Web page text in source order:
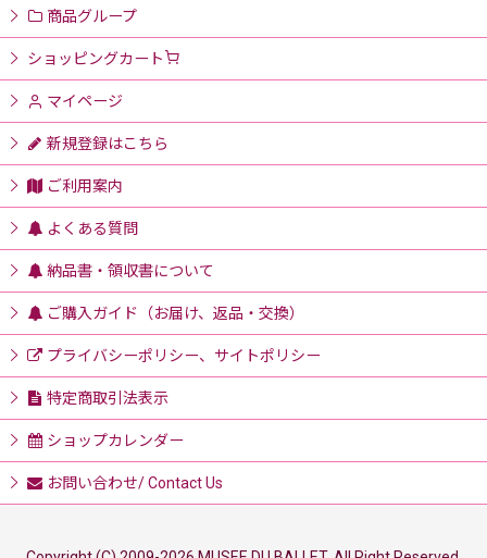
商品グループ
ショッピングカート
マイページ
新規登録はこちら
ご利用案内
よくある質問
納品書・領収書について
ご購入ガイド（お届け、返品・交換）
プライバシーポリシー、サイトポリシー
特定商取引法表示
ショップカレンダー
お問い合わせ/ Contact Us